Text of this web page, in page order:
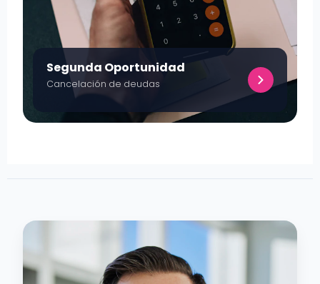
Segunda Oportunidad
Cancelación de deudas